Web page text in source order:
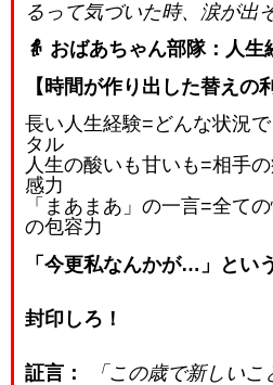
るって気づいた時、涙が出
👵 おばあちゃん部隊：人生
【時間が作り出した替えの
長い人生経験=どんな状況
タル
人生の酸いも甘いも=相手
感力
「まあまあ」の一言=全て
の包容力
「今更私なんかが…」とい
封印しろ！
証言： 「この歳で新しい